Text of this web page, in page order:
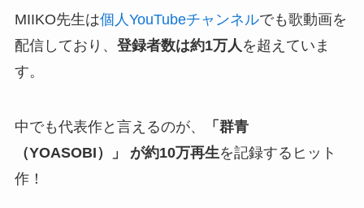
MIIKO先生は個人YouTubeチャンネルでも歌動画を
配信しており、 登録者数は約1万人 を超えていま
す。
中でも代表作と言えるのが、
「群青
（YOASOBI）」 が約10万再生を記録するヒット
作！